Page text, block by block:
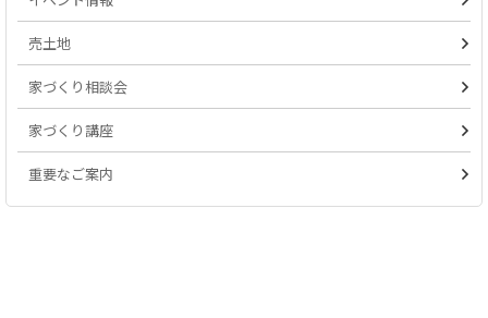
売土地
家づくり相談会
家づくり講座
重要なご案内